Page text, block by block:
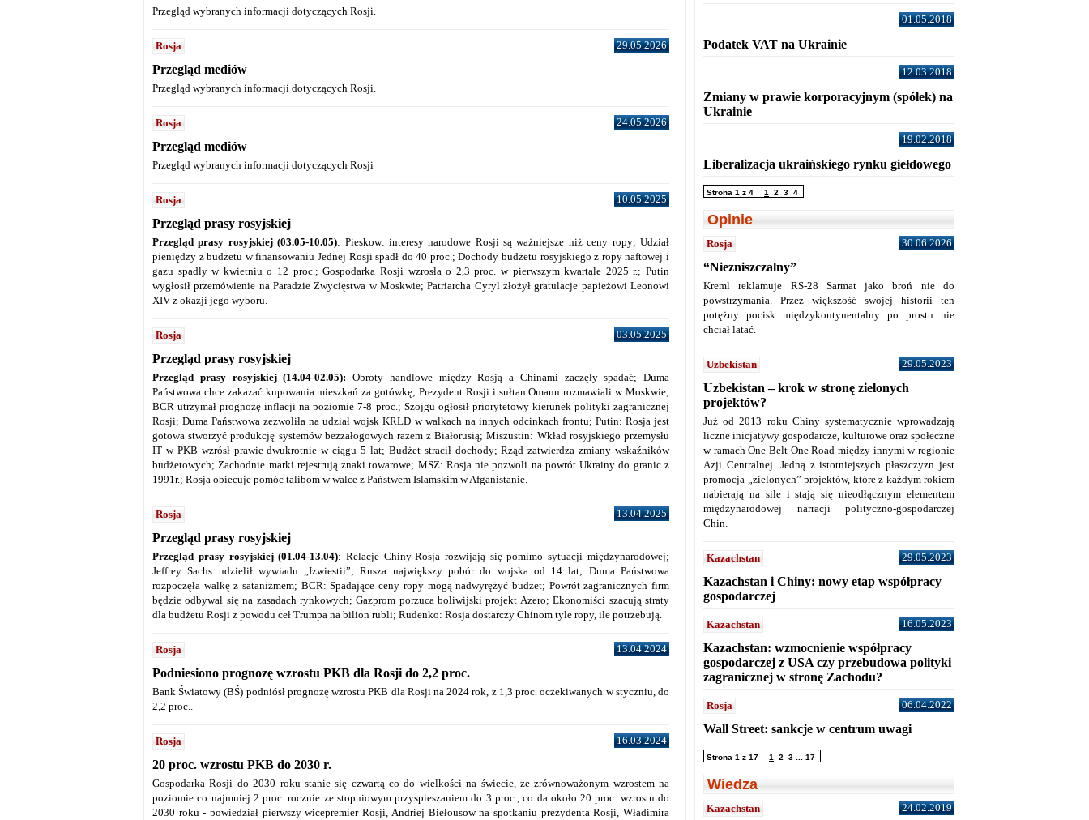
Przegląd wybranych informacji dotyczących Rosji.
Rosja 29.05.2026
Przegląd mediów
Przegląd wybranych informacji dotyczących Rosji.
Rosja 24.05.2026
Przegląd mediów
Przegląd wybranych informacji dotyczących Rosji
Rosja 10.05.2025
Przegląd prasy rosyjskiej
Przegląd prasy rosyjskiej (03.05-10.05): Pieskow: interesy narodowe Rosji są ważniejsze niż ceny ropy; Udział
pieniędzy z budżetu w finansowaniu Jednej Rosji spadł do 40 proc.; Dochody budżetu rosyjskiego z ropy naftowej i
gazu spadły w kwietniu o 12 proc.; Gospodarka Rosji wzrosła o 2,3 proc. w pierwszym kwartale 2025 r.; Putin
wygłosił przemówienie na Paradzie Zwycięstwa w Moskwie; Patriarcha Cyryl złożył gratulacje papieżowi Leonowi
XIV z okazji jego wyboru.
Rosja 03.05.2025
Przegląd prasy rosyjskiej
Przegląd prasy rosyjskiej (14.04-02.05): Obroty handlowe między Rosją a Chinami zaczęły spadać; Duma
Państwowa chce zakazać kupowania mieszkań za gotówkę; Prezydent Rosji i sułtan Omanu rozmawiali w Moskwie;
BCR utrzymał prognozę inflacji na poziomie 7-8 proc.; Szojgu ogłosił priorytetowy kierunek polityki zagranicznej
Rosji; Duma Państwowa zezwoliła na udział wojsk KRLD w walkach na innych odcinkach frontu; Putin: Rosja jest
gotowa stworzyć produkcję systemów bezzałogowych razem z Białorusią; Miszustin: Wkład rosyjskiego przemysłu
IT w PKB wzrósł prawie dwukrotnie w ciągu 5 lat; Budżet stracił dochody; Rząd zatwierdza zmiany wskaźników
budżetowych; Zachodnie marki rejestrują znaki towarowe; MSZ: Rosja nie pozwoli na powrót Ukrainy do granic z
1991r.; Rosja obiecuje pomóc talibom w walce z Państwem Islamskim w Afganistanie.
Rosja 13.04.2025
Przegląd prasy rosyjskiej
Przegląd prasy rosyjskiej (01.04-13.04): Relacje Chiny-Rosja rozwijają się pomimo sytuacji międzynarodowej;
Jeffrey Sachs udzielił wywiadu „Izwiestii”; Rusza największy pobór do wojska od 14 lat; Duma Państwowa
rozpoczęła walkę z satanizmem; BCR: Spadające ceny ropy mogą nadwyrężyć budżet; Powrót zagranicznych firm
będzie odbywał się na zasadach rynkowych; Gazprom porzuca boliwijski projekt Azero; Ekonomiści szacują straty
dla budżetu Rosji z powodu ceł Trumpa na bilion rubli; Rudenko: Rosja dostarczy Chinom tyle ropy, ile potrzebują.
Rosja 13.04.2024
Podniesiono prognozę wzrostu PKB dla Rosji do 2,2 proc.
Bank Światowy (BŚ) podniósł prognozę wzrostu PKB dla Rosji na 2024 rok, z 1,3 proc. oczekiwanych w styczniu, do
2,2 proc..
Rosja 16.03.2024
20 proc. wzrostu PKB do 2030 r.
Gospodarka Rosji do 2030 roku stanie się czwartą co do wielkości na świecie, ze zrównoważonym wzrostem na
poziomie co najmniej 2 proc. rocznie ze stopniowym przyspieszaniem do 3 proc., co da około 20 proc. wzrostu do
2030 roku - powiedział pierwszy wicepremier Rosji, Andriej Biełousow na spotkaniu prezydenta Rosji, Władimira
01.05.2018
Podatek VAT na Ukrainie
12.03.2018
Zmiany w prawie korporacyjnym (spółek) na
Ukrainie
19.02.2018
Liberalizacja ukraińskiego rynku giełdowego
Strona 1 z 4 1 2 3 4
Opinie
Rosja 30.06.2026
“Niezniszczalny”
Kreml reklamuje RS-28 Sarmat jako broń nie do
powstrzymania. Przez większość swojej historii ten
potężny pocisk międzykontynentalny po prostu nie
chciał latać.
Uzbekistan 29.05.2023
Uzbekistan – krok w stronę zielonych
projektów?
Już od 2013 roku Chiny systematycznie wprowadzają
liczne inicjatywy gospodarcze, kulturowe oraz społeczne
w ramach One Belt One Road między innymi w regionie
Azji Centralnej. Jedną z istotniejszych płaszczyzn jest
promocja „zielonych” projektów, które z każdym rokiem
nabierają na sile i stają się nieodłącznym elementem
międzynarodowej narracji polityczno-gospodarczej
Chin.
Kazachstan 29.05.2023
Kazachstan i Chiny: nowy etap współpracy
gospodarczej
Kazachstan 16.05.2023
Kazachstan: wzmocnienie współpracy
gospodarczej z USA czy przebudowa polityki
zagranicznej w stronę Zachodu?
Rosja 06.04.2022
Wall Street: sankcje w centrum uwagi
Strona 1 z 17 1 2 3 17
Wiedza
Kazachstan 24.02.2019